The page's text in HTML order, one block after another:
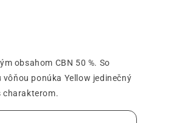
obsahom CBN 50 %. So
ponúka Yellow jedinečný
charakterom.